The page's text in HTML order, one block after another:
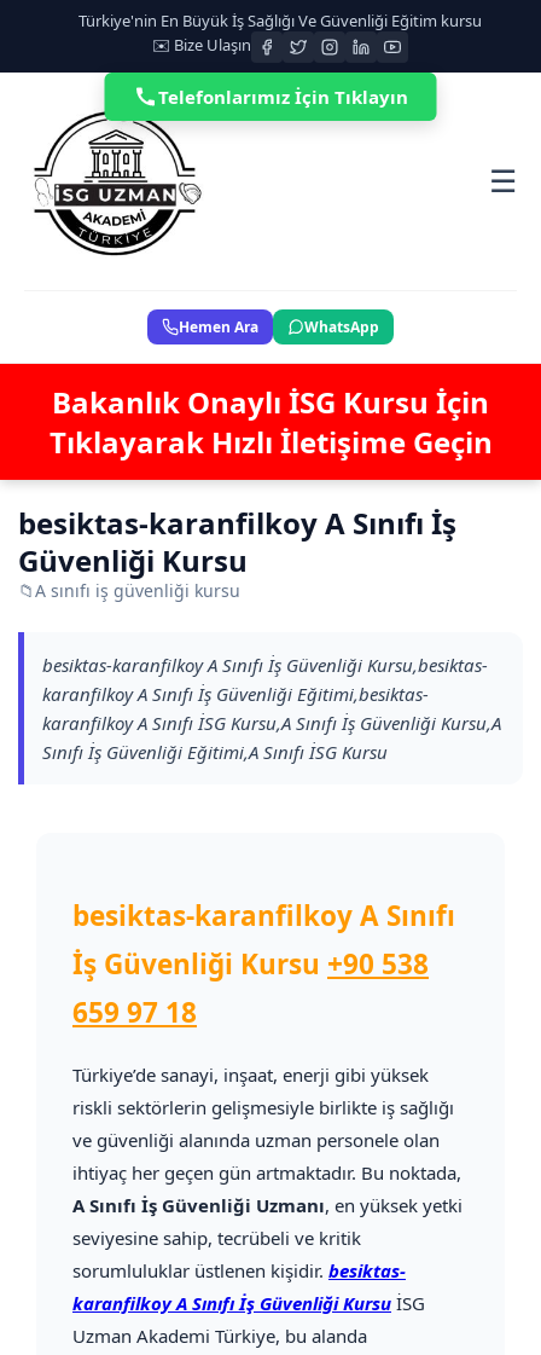
Türkiye'nin En Büyük İş Sağlığı Ve Güvenliği Eğitim kursu
✉️ Bize Ulaşın
☰
Hemen Ara WhatsApp
Bakanlık Onaylı İSG Kursu İçin
Tıklayarak Hızlı İletişime Geçin
besiktas-karanfilkoy A Sınıfı İş
Güvenliği Kursu
📁A sınıfı iş güvenliği kursu
besiktas-karanfilkoy A Sınıfı İş Güvenliği Kursu,besiktas-
karanfilkoy A Sınıfı İş Güvenliği Eğitimi,besiktas-
karanfilkoy A Sınıfı İSG Kursu,A Sınıfı İş Güvenliği Kursu,A
Sınıfı İş Güvenliği Eğitimi,A Sınıfı İSG Kursu
besiktas-karanfilkoy A Sınıfı
İş Güvenliği Kursu +90 538
659 97 18
Türkiye’de sanayi, inşaat, enerji gibi yüksek
riskli sektörlerin gelişmesiyle birlikte iş sağlığı
ve güvenliği alanında uzman personele olan
ihtiyaç her geçen gün artmaktadır. Bu noktada,
A Sınıfı İş Güvenliği Uzmanı, en yüksek yetki
seviyesine sahip, tecrübeli ve kritik
sorumluluklar üstlenen kişidir. besiktas-
karanfilkoy A Sınıfı İş Güvenliği Kursu İSG
Uzman Akademi Türkiye, bu alanda
Telefonlarımız İçin Tıklayın